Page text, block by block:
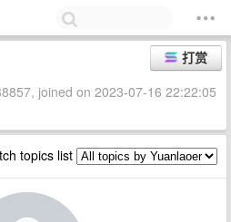
打赏
joined on 2023-07-16 22:22:05
topics list